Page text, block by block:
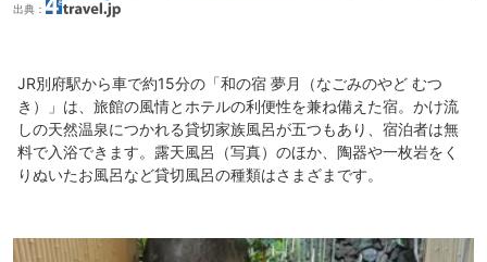
出典：
JR別府駅から車で約15分の「和の宿 夢月（なごみのやど むつ
き）」は、旅館の風情とホテルの利便性を兼ね備えた宿。かけ流
しの天然温泉につかれる貸切家族風呂が五つもあり、宿泊者は無
料で入浴できます。露天風呂（写真）のほか、陶器や一枚岩をく
りぬいたお風呂など貸切風呂の種類はさまざまです。